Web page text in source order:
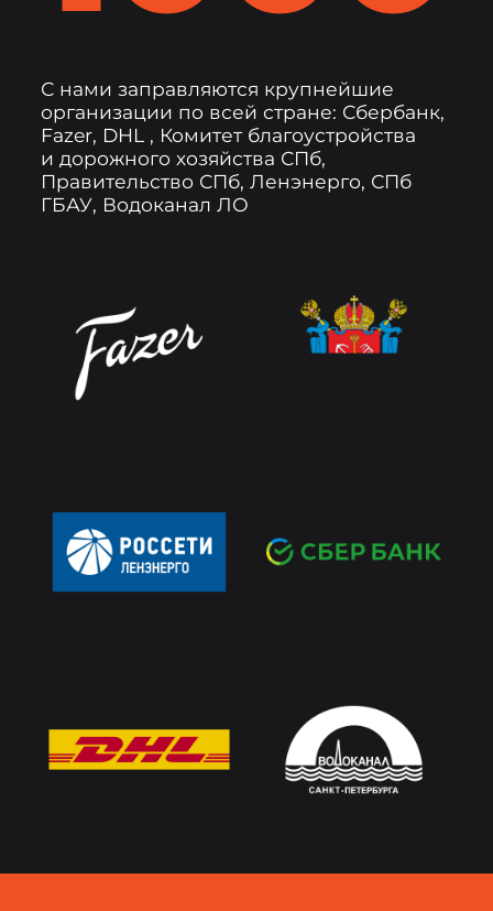
С нами заправляются крупнейшие
организации по всей стране: Сбербанк,
Fazer, DHL , Комитет благоустройства
и дорожного хозяйства СПб,
Правительство СПб, Ленэнерго, СПб
ГБАУ, Водоканал ЛО